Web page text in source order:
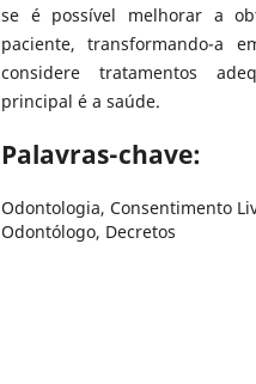
se é possível melhorar a
paciente, transformando-a
considere tratamentos
principal é a saúde.
Palavras-chave:
Odontologia, Consentimento
Odontólogo, Decretos